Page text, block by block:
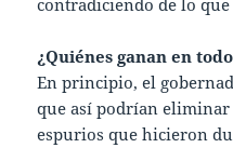
¿Quiénes ganan en
En principio, el
que así podrían eliminar
espurios que hicieron